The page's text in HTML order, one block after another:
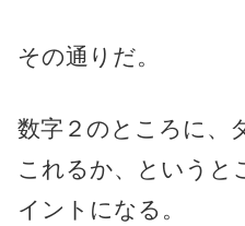
その通りだ。
数字２のところに、
これるか、というと
イントになる。